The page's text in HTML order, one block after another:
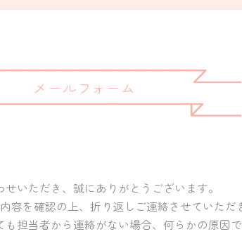
メールフォーム
せいただき、誠にありがとうございます。
容を確認の上、折り返しご連絡させていただ
担当者から連絡がない場合、何らかの原因